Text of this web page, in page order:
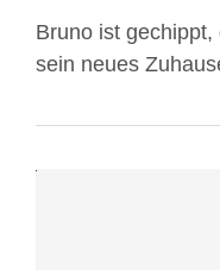
Bruno ist
sein neues
Sie
die
von